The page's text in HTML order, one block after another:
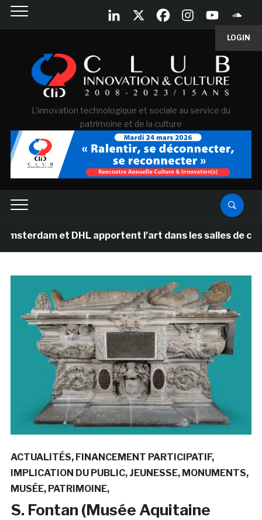
LOGIN
L'innovation technologique et sociale au service du
patrimoine et de la culture
et DHL apportent l’art dans les salles de classe des
ACTUALITÉS FINANCEMENT PARTICIPATIF
IMPLICATION DU PUBLIC JEUNESSE MONUMENTS
MUSÉE PATRIMOINE
S. Fontan (Musée Aquitaine